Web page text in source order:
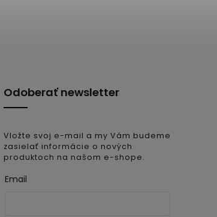
Odoberať newsletter
Vložte svoj e-mail a my Vám budeme
zasielať informácie o nových
produktoch na našom e-shope.
Email